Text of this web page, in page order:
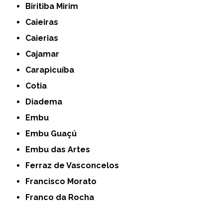
Biritiba Mirim
Caieiras
Caierias
Cajamar
Carapicuíba
Cotia
Diadema
Embu
Embu Guaçú
Embu das Artes
Ferraz de Vasconcelos
Francisco Morato
Franco da Rocha